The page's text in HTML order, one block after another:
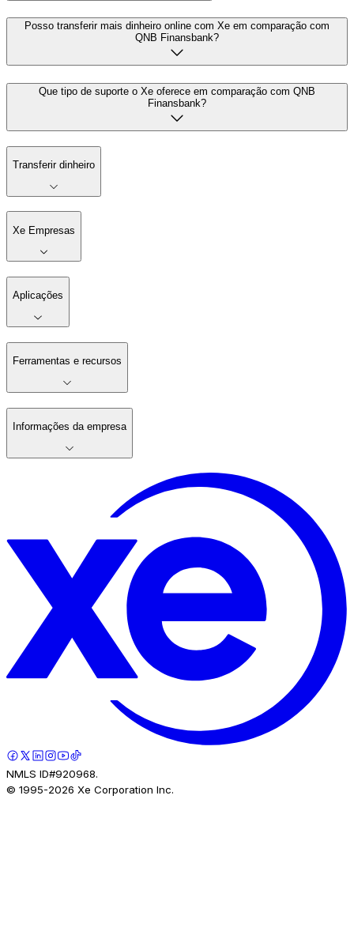
Posso transferir mais dinheiro online com Xe em comparação com
QNB Finansbank?
Que tipo de suporte o Xe oferece em comparação com QNB
Finansbank?
Transferir dinheiro
Xe Empresas
Aplicações
Ferramentas e recursos
Informações da empresa
NMLS ID#920968.
© 1995-2026 Xe Corporation Inc.